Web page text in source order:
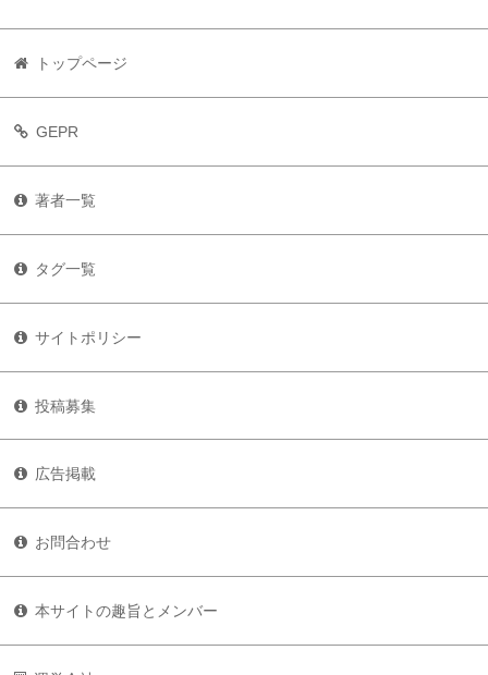
トップページ
GEPR
著者一覧
タグ一覧
サイトポリシー
投稿募集
広告掲載
お問合わせ
本サイトの趣旨とメンバー